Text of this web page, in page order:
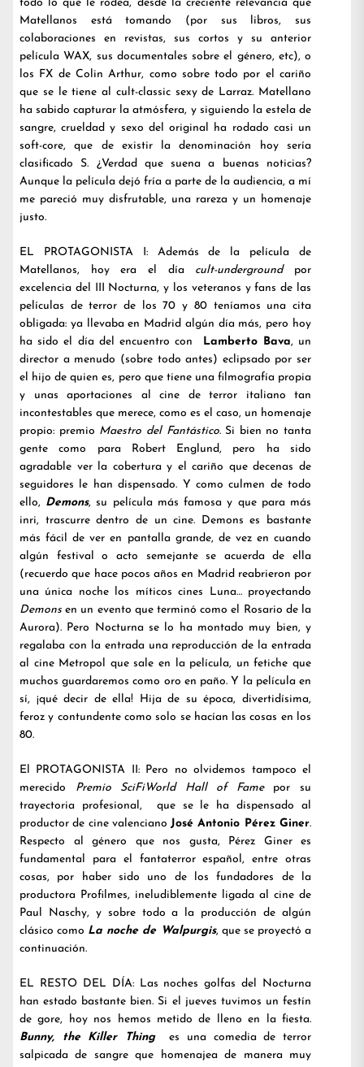
todo lo que le rodea, desde la creciente relevancia que
Matellanos está tomando (por sus libros, sus
colaboraciones en revistas, sus cortos y su anterior
película WAX, sus documentales sobre el género, etc), o
los FX de Colin Arthur, como sobre todo por el cariño
que se le tiene al cult-classic sexy de Larraz. Matellano
ha sabido capturar la atmósfera, y siguiendo la estela de
sangre, crueldad y sexo del original ha rodado casi un
soft-core, que de existir la denominación hoy sería
clasificado S. ¿Verdad que suena a buenas noticias?
Aunque la película dejó fría a parte de la audiencia, a mí
me pareció muy disfrutable, una rareza y un homenaje
justo.
EL PROTAGONISTA I: Además de la película de
Matellanos, hoy era el día cult-undergroundpor
excelencia del III Nocturna, y los veteranos y fans de las
películas de terror de los 70 y 80 teníamos una cita
obligada: ya llevaba en Madrid algún día más, pero hoy
ha sido el día del encuentro con Lamberto Bava, un
director a menudo (sobre todo antes) eclipsado por ser
el hijo de quien es, pero que tiene una filmografía propia
y unas aportaciones al cine de terror italiano tan
incontestables que merece, como es el caso, un homenaje
propio: premio Maestro del Fantástico. Si bien no tanta
gente como para Robert Englund, pero ha sido
agradable ver la cobertura y el cariño que decenas de
seguidores le han dispensado. Y como culmen de todo
ello, Demons, su película más famosa y que para más
inri, trascurre dentro de un cine. Demons es bastante
más fácil de ver en pantalla grande, de vez en cuando
algún festival o acto semejante se acuerda de ella
(recuerdo que hace pocos años en Madrid reabrieron por
una única noche los míticos cines Luna… proyectando
Demons en un evento que terminó como el Rosario de la
Aurora). Pero Nocturna se lo ha montado muy bien, y
regalaba con la entrada una reproducción de la entrada
al cine Metropol que sale en la película, un fetiche que
muchos guardaremos como oro en paño. Y la película en
sí, ¡qué decir de ella! Hija de su época, divertidísima,
feroz y contundente como solo se hacían las cosas en los
80.
El PROTAGONISTA II: Pero no olvidemos tampoco el
merecido Premio SciFiWorld Hall of Famepor su
trayectoria profesional, que se le ha dispensado al
productor de cine valencianoJosé Antonio Pérez Giner.
Respecto al género que nos gusta, Pérez Giner es
fundamental para el fantaterror español, entre otras
cosas, por haber sido uno de los fundadores de la
productora Profilmes, ineludiblemente ligada al cine de
Paul Naschy, y sobre todo a la producción de algún
clásico como La noche de Walpurgis, que se proyectó a
continuación.
EL RESTO DEL DÍA: Las noches golfas del Nocturna
han estado bastante bien. Si el jueves tuvimos un festín
de gore, hoy nos hemos metido de lleno en la fiesta.
Bunny, the Killer Thinges una comedia de terror
salpicada de sangre que homenajea de manera muy